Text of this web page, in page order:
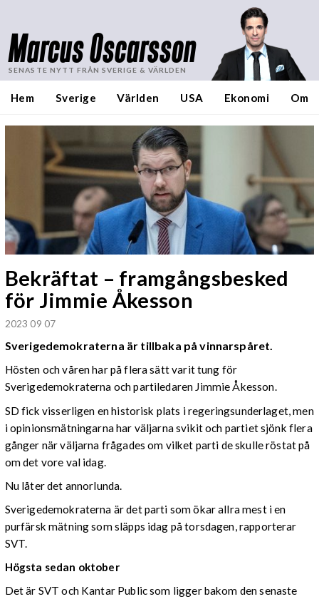
Marcus Oscarsson
SENASTE NYTT FRÅN SVERIGE & VÄRLDEN
Hem Sverige Världen USA Ekonomi Om
Bekräftat – framgångsbesked
för Jimmie Åkesson
2023 09 07
Sverigedemokraterna är tillbaka på vinnarspåret.
Hösten och våren har på flera sätt varit tung för
Sverigedemokraterna och partiledaren Jimmie Åkesson.
SD fick visserligen en historisk plats i regeringsunderlaget, men
i opinionsmätningarna har väljarna svikit och partiet sjönk flera
gånger när väljarna frågades om vilket parti de skulle röstat på
om det vore val idag.
Nu låter det annorlunda.
Sverigedemokraterna är det parti som ökar allra mest i en
purfärsk mätning som släpps idag på torsdagen, rapporterar
SVT.
Högsta sedan oktober
Det är SVT och Kantar Public som ligger bakom den senaste